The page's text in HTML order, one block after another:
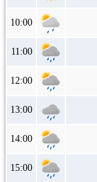
10:00
11:00
12:00
13:00
14:00
15:00